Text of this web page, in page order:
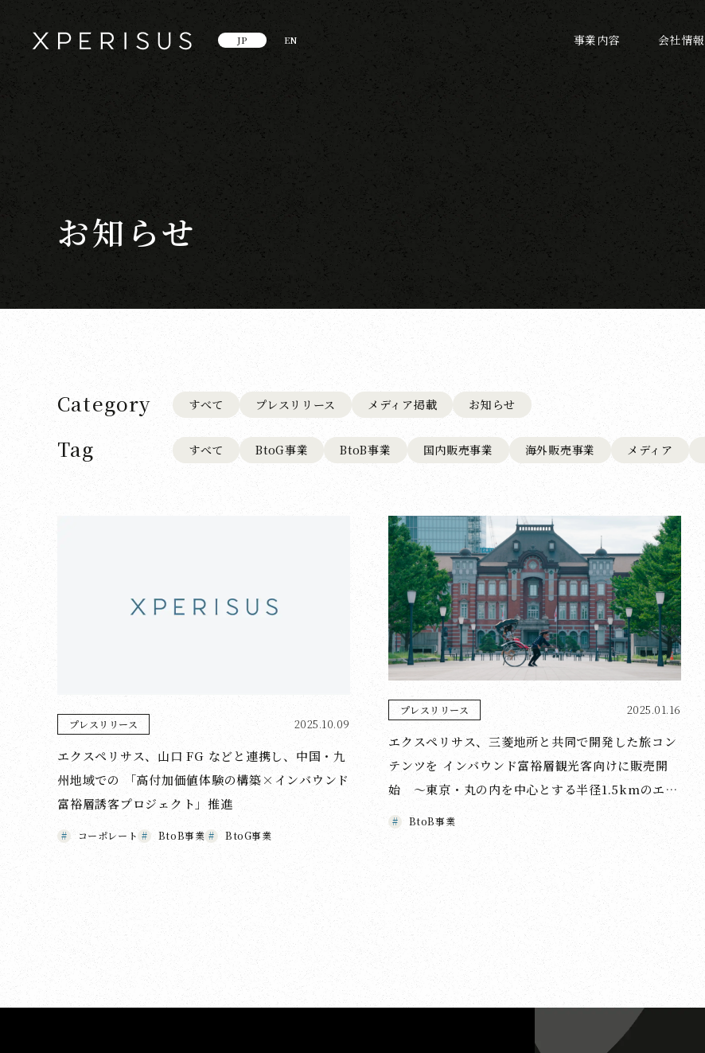
JP EN 事業内容 会社情報
お知らせ
Category すべて プレスリリース メディア掲載 お知らせ
Tag すべて BtoG事業 BtoB事業 国内販売事業 海外販売事業 メディア
プレスリリース 2025.10.09
エクスペリサス、山口 FG などと連携し、中国・九
州地域での 「高付加価値体験の構築×インバウンド
富裕層誘客プロジェクト」推進
コーポレート BtoB事業 BtoG事業
プレスリリース 2025.01.16
エクスペリサス、三菱地所と共同で開発した旅コン
テンツを インバウンド富裕層観光客向けに販売開
始 〜東京・丸の内を中心とする半径1.5kmのエリ
アを人力車で周遊し、 歴史を体感するコンテンツを
BtoB事業